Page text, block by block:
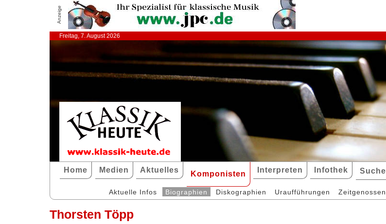
Anzeige
Freitag, 7. August 2026
Home Medien Aktuelles Komponisten Interpreten Infothek Suche
Aktuelle Infos Biographien Diskographien Uraufführungen Zeitgenossen
Thorsten Töpp